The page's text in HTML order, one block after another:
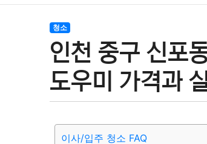
청소
인천 중구 신포
도우미 가격과
이사/입주 청소 FAQ